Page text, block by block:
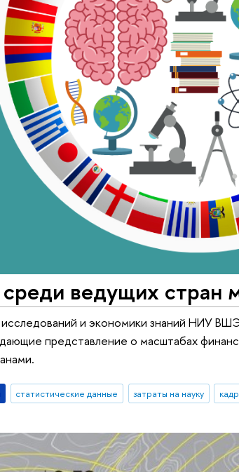
ведущих стран
и экономики знаний НИУ
представление о масштабах
статистические данные затраты на науку